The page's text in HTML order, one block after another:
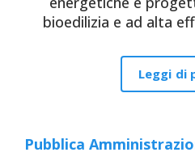
bioedilizia e ad alta
Leggi di
Pubblica